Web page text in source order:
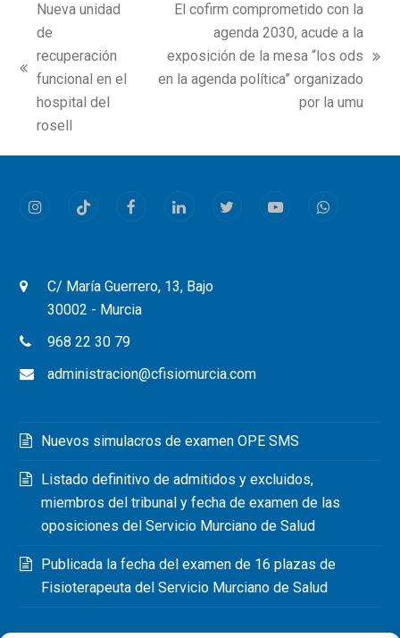
previous
post:
Nueva unidad
de
recuperación
funcional en el
hospital del
rosell
next
post:
El cofirm comprometido con la
agenda 2030, acude a la
exposición de la mesa “los ods
en la agenda política” organizado
por la umu
InstagramTiktok FacebookLinkedInTwitterYoutubeWhatsapp
C/ María Guerrero, 13, Bajo
30002 - Murcia
968 22 30 79
administracion@cfisiomurcia.com
Nuevos simulacros de examen OPE SMS
Listado definitivo de admitidos y excluidos,
miembros del tribunal y fecha de examen de las
oposiciones del Servicio Murciano de Salud
Publicada la fecha del examen de 16 plazas de
Fisioterapeuta del Servicio Murciano de Salud